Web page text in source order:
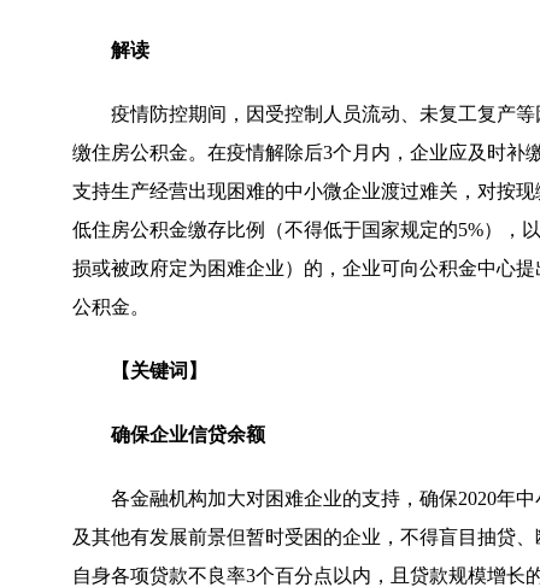
解读
疫情防控期间，因受控制人员流动、未复工复产
缴住房公积金。在疫情解除后3个月内，企业应及时
支持生产经营出现困难的中小微企业渡过难关，对按
低住房公积金缴存比例（不得低于国家规定的5%），
损或被政府定为困难企业）的，企业可向公积金中心
公积金。
【关键词】
确保企业信贷余额
各金融机构加大对困难企业的支持，确保2020年
及其他有发展前景但暂时受困的企业，不得盲目抽贷
自身各项贷款不良率3个百分点以内，且贷款规模增长